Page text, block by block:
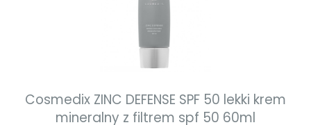
Cosmedix ZINC DEFENSE SPF 50 lekki krem
mineralny z filtrem spf 50 60ml